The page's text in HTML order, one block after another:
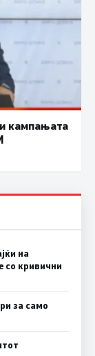
кампањата
на
со кривични
за само